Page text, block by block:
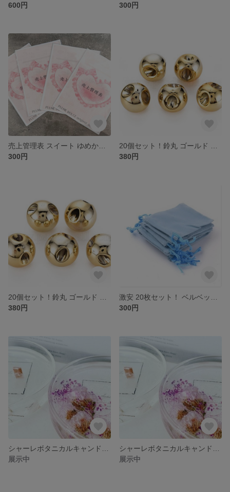
600円
300円
300円
380円
380円
300円
展示中
展示中